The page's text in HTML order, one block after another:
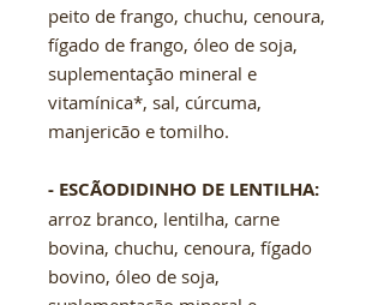
peito de frango, chuchu, cenoura,
fígado de frango, óleo de soja,
suplementação mineral e
vitamínica*, sal, cúrcuma,
manjericão e tomilho.
- ESCÃODIDINHO DE LENTILHA:
arroz branco, lentilha, carne
bovina, chuchu, cenoura, fígado
bovino, óleo de soja,